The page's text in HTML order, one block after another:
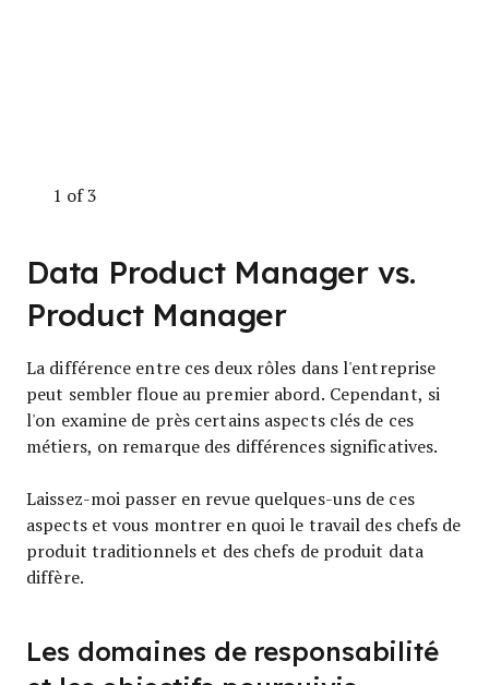
1 of 3
Data Product Manager vs.
Product Manager
La différence entre ces deux rôles dans l'entreprise
peut sembler floue au premier abord. Cependant, si
l'on examine de près certains aspects clés de ces
métiers, on remarque des différences significatives.
Laissez-moi passer en revue quelques-uns de ces
aspects et vous montrer en quoi le travail des chefs de
produit traditionnels et des chefs de produit data
diffère.
Les domaines de responsabilité